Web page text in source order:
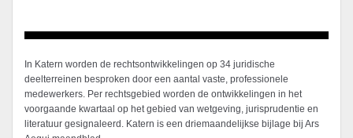
In Katern worden de rechtsontwikkelingen op 34 juridische
deelterreinen besproken door een aantal vaste, professionele
medewerkers. Per rechtsgebied worden de ontwikkelingen in het
voorgaande kwartaal op het gebied van wetgeving, jurisprudentie en
literatuur gesignaleerd. Katern is een driemaandelijkse bijlage bij Ars